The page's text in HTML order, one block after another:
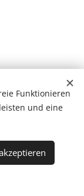
Cookies
Funktionieren
und eine